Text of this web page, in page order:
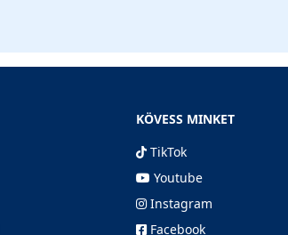
KÖVESS MINKET
TikTok
Youtube
Instagram
Facebook